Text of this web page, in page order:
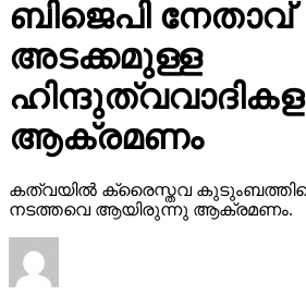
ബിജെപി നേതാവ്
അടക്കമുള്ള
ആക്രമണം
കത്വയില്‍ ക്രൈസ്തവ
നടത്തവെ ആയിരുന്നു ആക്രമണം.